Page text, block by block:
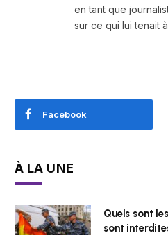
en tant que
sur ce qui lui tenait
Facebook
À LA UNE
Quels sont
sont